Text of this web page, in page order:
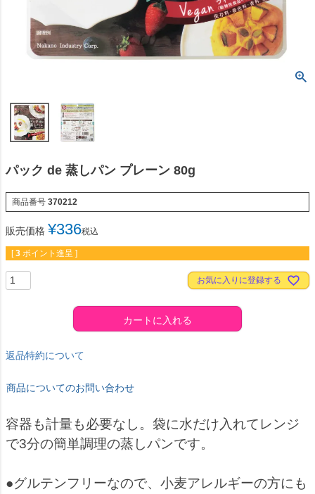
パック de 蒸しパン プレーン 80g
商品番号 370212
販売価格 ¥336税込
[ 3 ポイント進呈 ]
お気に入りに登録する
カートに入れる
返品特約について
商品についてのお問い合わせ
容器も計量も必要なし。袋に水だけ入れてレンジ
で3分の簡単調理の蒸しパンです。
●グルテンフリーなので、小麦アレルギーの方にも